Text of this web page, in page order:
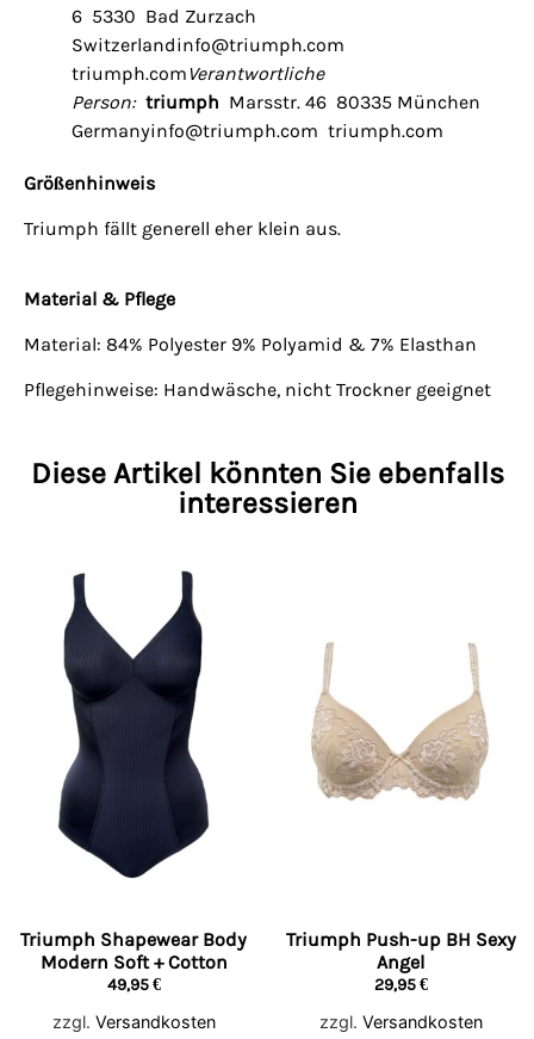
6 5330 Bad Zurzach
Switzerlandinfo@triumph.com
triumph.comVerantwortliche
Person: triumph Marsstr. 46 80335 München
Germanyinfo@triumph.com triumph.com
Größenhinweis
Triumph fällt generell eher klein aus.
Material & Pflege
Material: 84% Polyester 9% Polyamid & 7% Elasthan
Pflegehinweise: Handwäsche, nicht Trockner geeignet
Diese Artikel könnten Sie ebenfalls
interessieren
Triumph Shapewear Body
Modern Soft + Cotton
49,95€
zzgl. Versandkosten
Triumph Push-up BH Sexy
Angel
29,95€
zzgl. Versandkosten